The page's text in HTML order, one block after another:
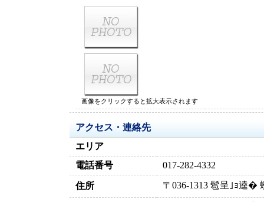
画像をクリックすると拡大表示されます
アクセス・連絡先
エリア
電話番号
017-282-4332
住所 〒036-1313 髱呈｣ｮ逵